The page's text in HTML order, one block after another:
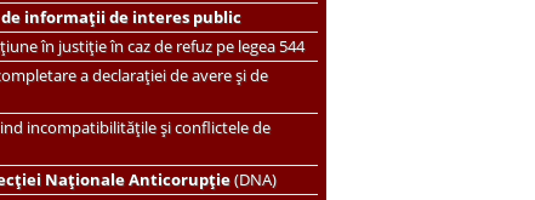
de informații de interes public
în justiție în caz de refuz pe legea 544
a declarației de avere și de
incompatibilitățile și conflictele de
Naționale Anticorupție(DNA)